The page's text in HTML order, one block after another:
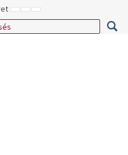
KISEBB
BETŰTÍPUS
ALAPÉRTELMEZETT
BETŰMÉRET
NAGYOBB
BETŰMÉRET